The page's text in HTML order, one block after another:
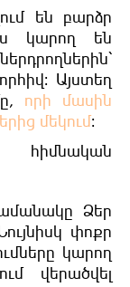
են բարձր
կարող են
Այստեղ
որի մասին
մեկում։
Ձեր
փոքր
կարող
վերածվել